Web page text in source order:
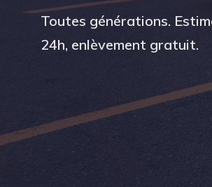
Toutes générations.
24h, enlèvement gratuit.